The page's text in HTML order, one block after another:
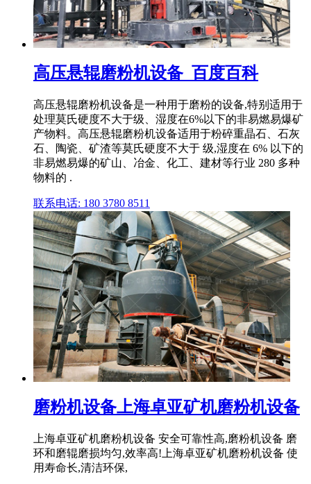
高压悬辊磨粉机设备_百度百科
高压悬辊磨粉机设备‌是一种用于磨粉的设备,特别适用于
处理莫氏硬度不大于级、湿度在6%以下的非易燃易爆矿
产物料。高压悬辊磨粉机设备适用于粉碎重晶石、石灰
石、陶瓷、矿渣等莫氏硬度不大于 级,湿度在 6% 以下的
非易燃易爆的矿山、冶金、化工、建材等行业 280 多种
物料的 .
联系电话: 180 3780 8511
磨粉机设备上海卓亚矿机磨粉机设备
上海卓亚矿机磨粉机设备 安全可靠性高,磨粉机设备 磨
环和磨辊磨损均匀,效率高!上海卓亚矿机磨粉机设备 使
用寿命长,清洁环保,